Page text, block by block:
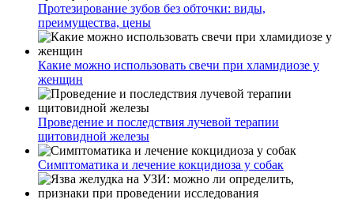
Протезирование зубов без обточки: виды,
преимущества, цены
Какие можно использовать свечи при хламидиозе у
женщин
Проведение и последствия лучевой терапии
щитовидной железы
Симптоматика и лечение кокцидиоза у собак